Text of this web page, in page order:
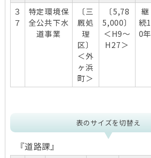
３
７
特定環境保
全公共下水
道事業
〔三
厩処
理
区〕
＜外
ヶ浜
町＞
〔5,78
5,000〕
＜H9～
H27＞
継
続1
0年
表のサイズを切替え
『道路課』